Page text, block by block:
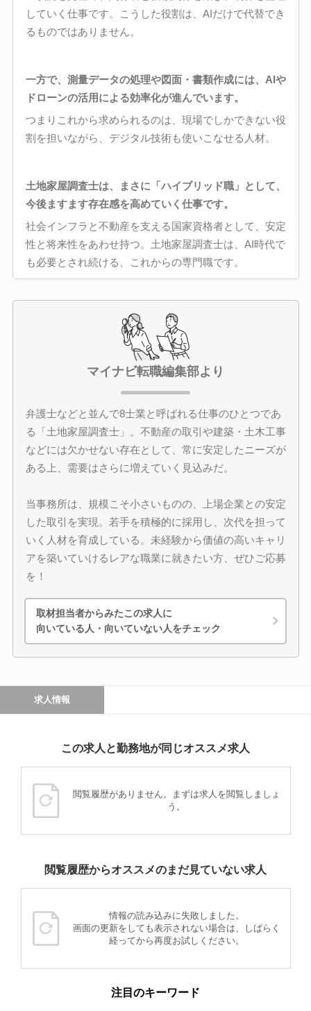
していく仕事です。こうした役割は、AIだけで代替でき
るものではありません。
一方で、測量データの処理や図面・書類作成には、AIや
ドローンの活用による効率化が進んでいます。
つまりこれから求められるのは、現場でしかできない役
割を担いながら、デジタル技術も使いこなせる人材。
土地家屋調査士は、まさに「ハイブリッド職」として、
今後ますます存在感を高めていく仕事です。
社会インフラと不動産を支える国家資格者として、安定
性と将来性をあわせ持つ。土地家屋調査士は、AI時代で
も必要とされ続ける、これからの専門職です。
マイナビ転職編集部より
弁護士などと並んで8士業と呼ばれる仕事のひとつであ
る「土地家屋調査士」。不動産の取引や建築・土木工事
などには欠かせない存在として、常に安定したニーズが
ある上、需要はさらに増えていく見込みだ。
当事務所は、規模こそ小さいものの、上場企業との安定
した取引を実現。若手を積極的に採用し、次代を担って
いく人材を育成している。未経験から価値の高いキャリ
アを築いていけるレアな職業に就きたい方、ぜひご応募
を！
取材担当者からみたこの求人に
向いている人・向いていない人をチェック
求人情報
この求人と勤務地が同じオススメ求人
閲覧履歴がありません。まずは求人を閲覧しましょ
う。
閲覧履歴からオススメのまだ見ていない求人
情報の読み込みに失敗しました。
画面の更新をしても表示されない場合は、しばらく
経ってから再度お試しください。
注目のキーワード